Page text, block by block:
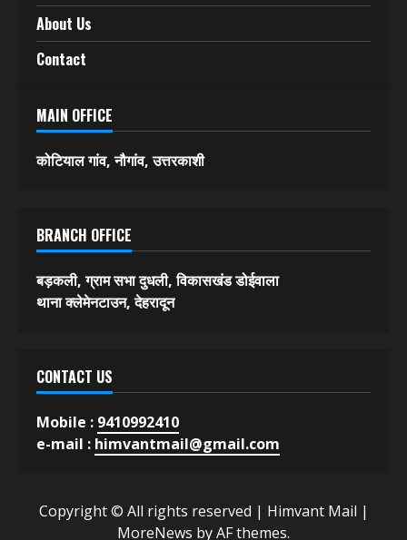
About Us
Contact
MAIN OFFICE
कोटियाल गांव, नौगांव, उत्तरकाशी
BRANCH OFFICE
बड़कली, ग्राम सभा दुधली, विकासखंड डोईवाला
थाना क्लेमेनटाउन, देहरादून
CONTACT US
Mobile : 9410992410
e-mail : himvantmail@gmail.com
Copyright © All rights reserved | Himvant Mail |
MoreNews by AF themes.